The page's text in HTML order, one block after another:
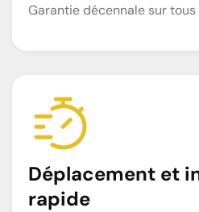
Garantie décennale sur
Déplacement et
rapide